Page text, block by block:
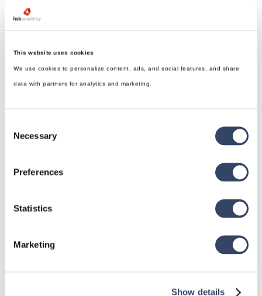
This website uses cookies
We use cookies to personalize content, ads, and social features, and share
data with partners for analytics and marketing.
Selection
Necessary
Preferences
Statistics
Marketing
Show details
hsbDesign für Revit®